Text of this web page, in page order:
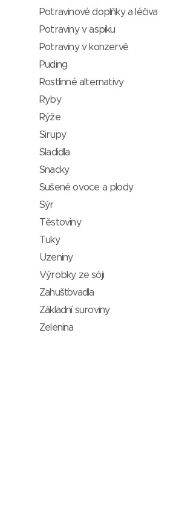
Potravinové doplňky a léčiva
Potraviny v aspiku
Potraviny v konzervě
Puding
Rostlinné alternativy
Ryby
Rýže
Sirupy
Sladidla
Snacky
Sušené ovoce a plody
Sýr
Těstoviny
Tuky
Uzeniny
Výrobky ze sóji
Zahušťovadla
Základní suroviny
Zelenina